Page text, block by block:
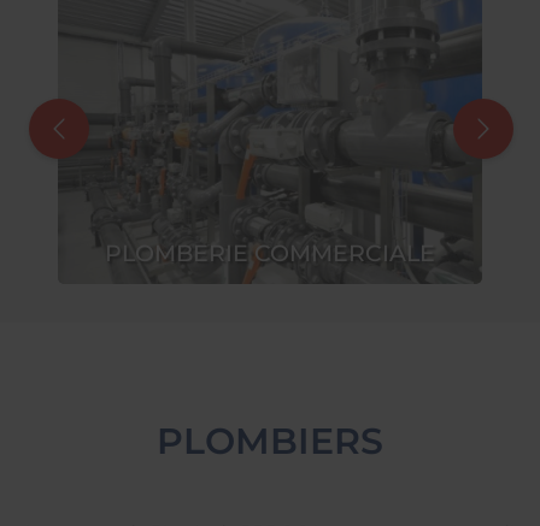
PLOMBIERS
PLOMBERIE COMMERCIALE